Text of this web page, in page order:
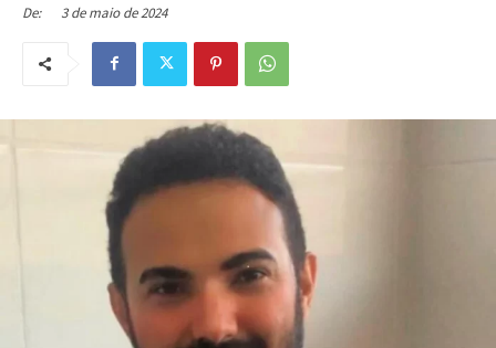
De: 3 de maio de 2024